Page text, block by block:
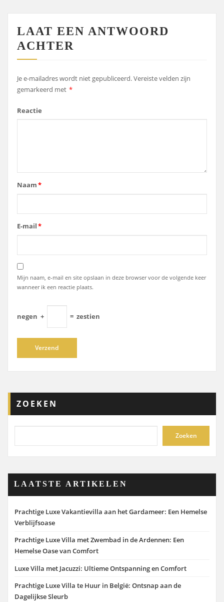
LAAT EEN ANTWOORD
ACHTER
Je e-mailadres wordt niet gepubliceerd.Vereiste velden zijn
gemarkeerd met *
Reactie
Naam*
E-mail*
Mijn naam, e-mail en site opslaan in deze browser voor de volgende keer
wanneer ik een reactie plaats.
negen + = zestien
ZOEKEN
Zoeken
LAATSTE ARTIKELEN
Prachtige Luxe Vakantievilla aan het Gardameer: Een Hemelse
Verblijfsoase
Prachtige Luxe Villa met Zwembad in de Ardennen: Een
Hemelse Oase van Comfort
Luxe Villa met Jacuzzi: Ultieme Ontspanning en Comfort
Prachtige Luxe Villa te Huur in België: Ontsnap aan de
Dagelijkse Sleurb